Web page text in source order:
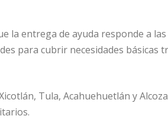
la entrega de ayuda responde a
para cubrir necesidades básicas
Tula, Acahuehuetlán y